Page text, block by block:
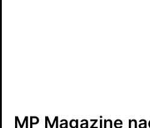
MP Magazine